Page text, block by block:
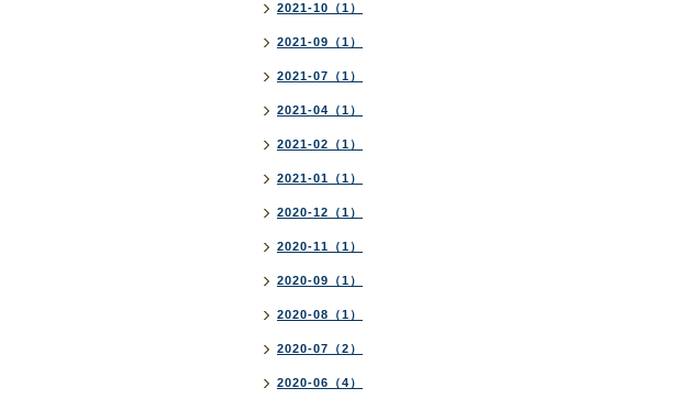
2021-10（1）
2021-09（1）
2021-07（1）
2021-04（1）
2021-02（1）
2021-01（1）
2020-12（1）
2020-11（1）
2020-09（1）
2020-08（1）
2020-07（2）
2020-06（4）